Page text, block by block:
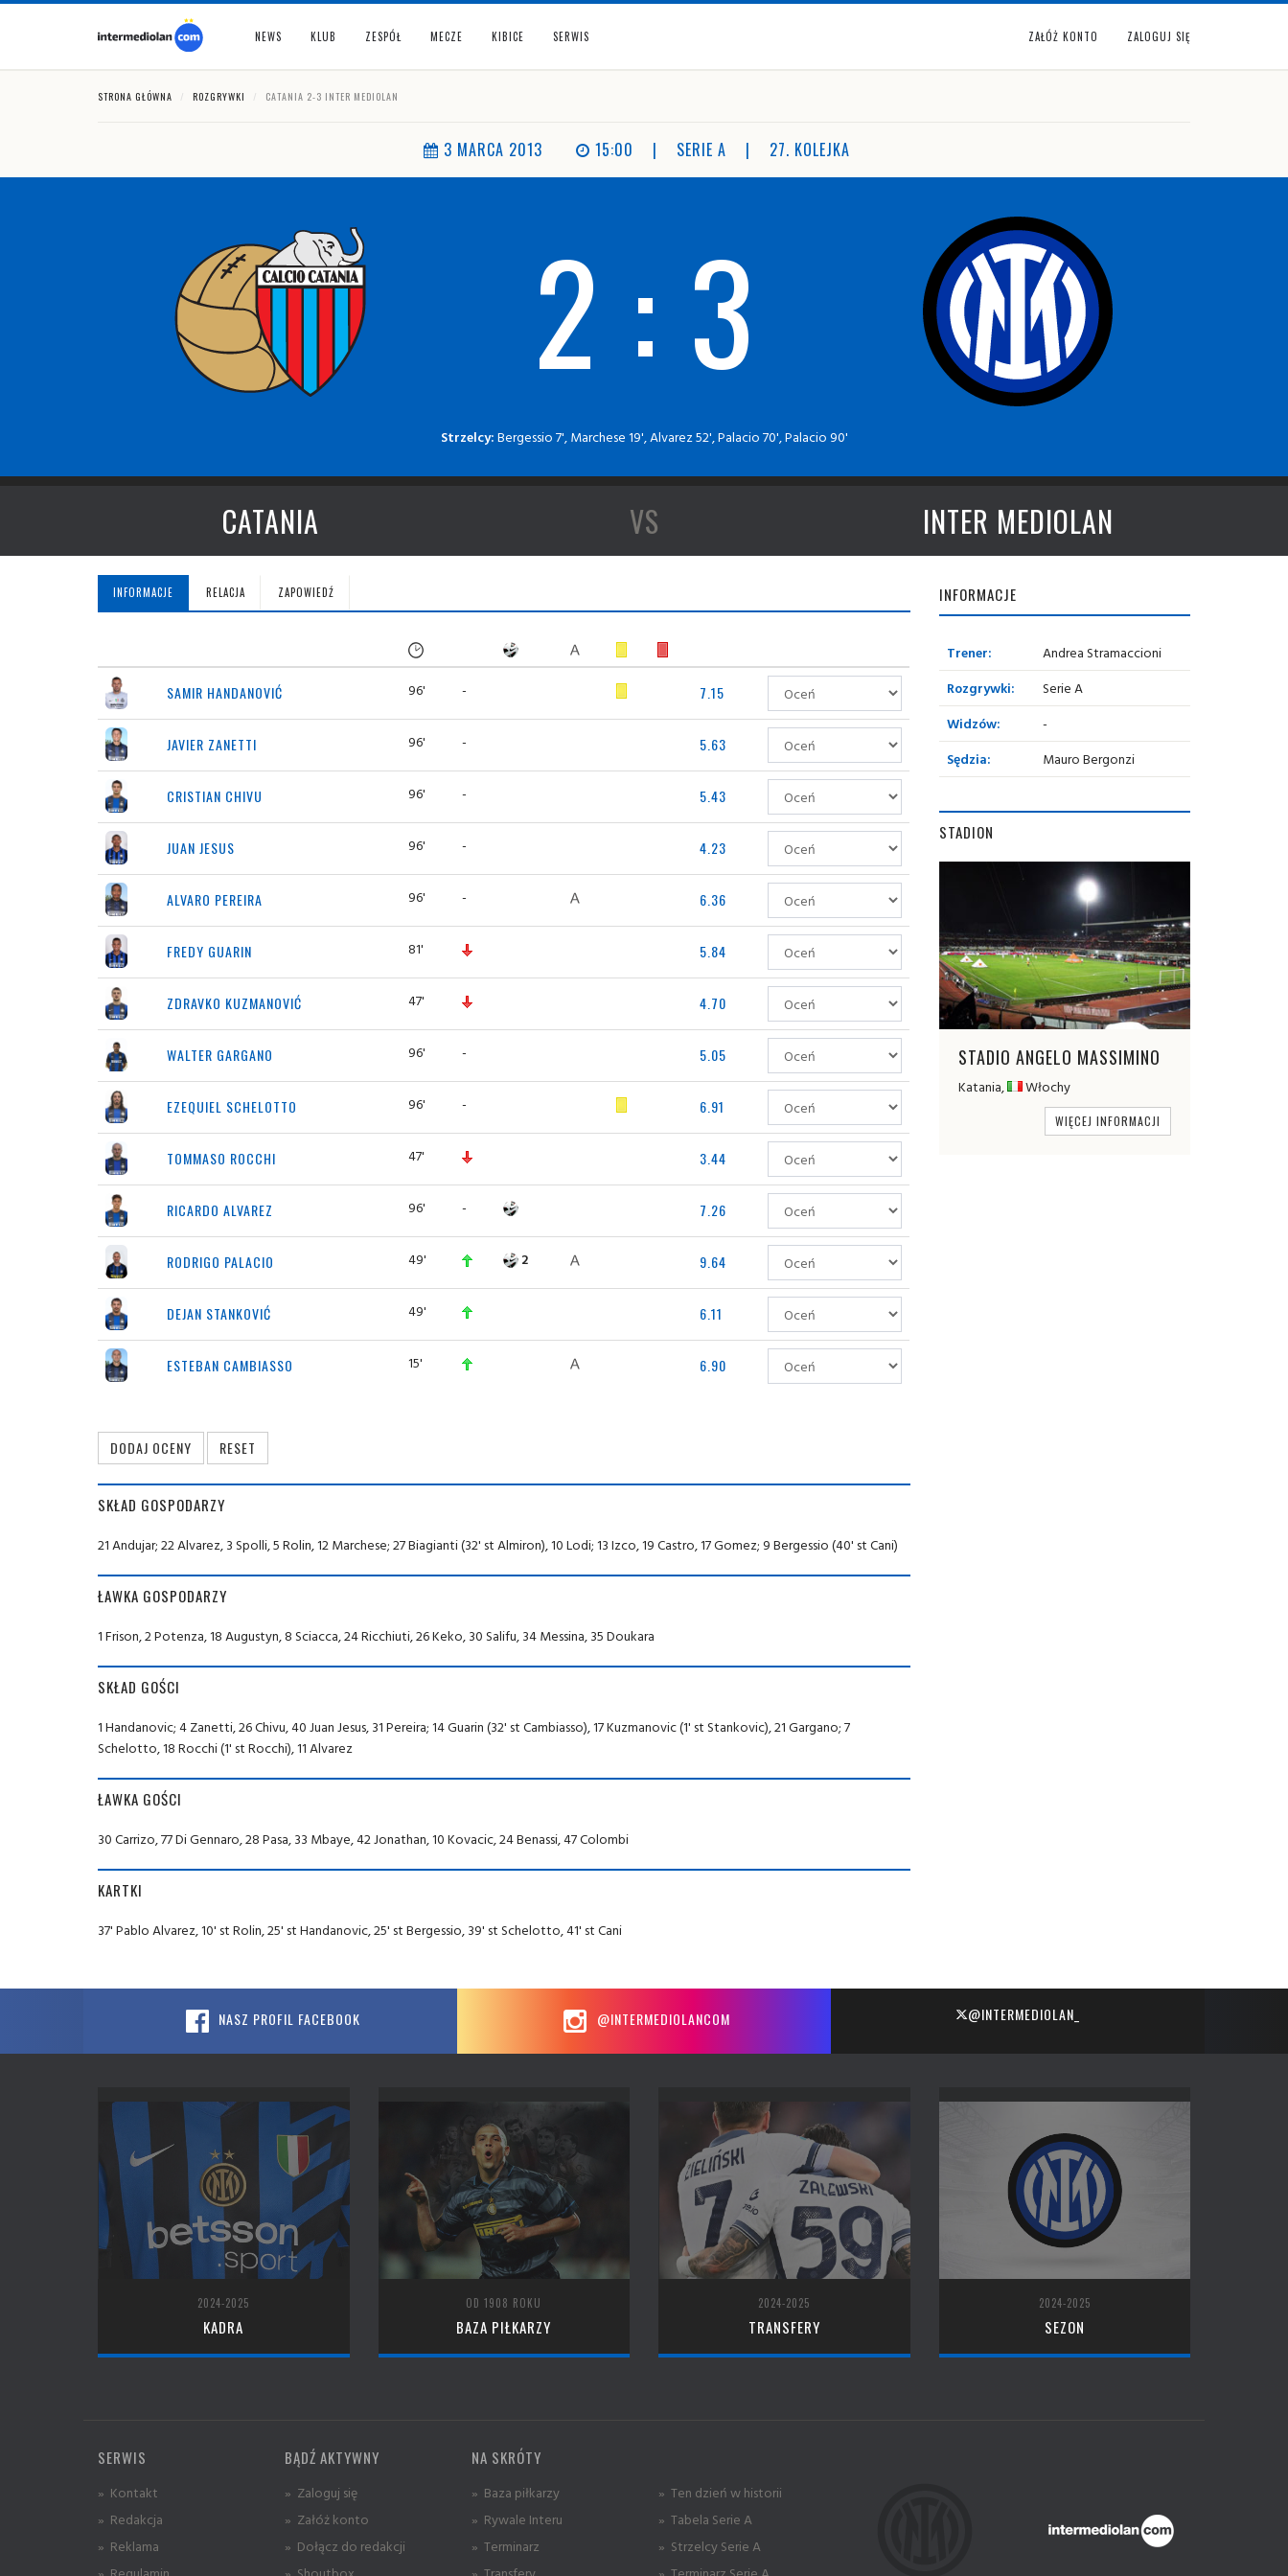
NEWS KLUB ZESPÓŁ MECZE KIBICE SERWIS ZAŁÓŻ KONTO ZALOGUJ SIĘ
STRONA GŁÓWNA ROZGRYWKI CATANIA 2-3 INTER MEDIOLAN
3 MARCA 2013 15:00 | SERIE A | 27. KOLEJKA
2 : 3
Strzelcy:Bergessio 7', Marchese 19', Alvarez 52', Palacio 70', Palacio 90'
CATANIA VS INTER MEDIOLAN
INFORMACJE RELACJA ZAPOWIEDŹ
SAMIR HANDANOVIĆ 96' - 7.15
JAVIER ZANETTI 96' - 5.63
CRISTIAN CHIVU 96' - 5.43
JUAN JESUS 96' - 4.23
ALVARO PEREIRA 96' - 6.36
FREDY GUARIN 81' 5.84
ZDRAVKO KUZMANOVIĆ 47' 4.70
WALTER GARGANO 96' - 5.05
EZEQUIEL SCHELOTTO 96' - 6.91
TOMMASO ROCCHI 47' 3.44
RICARDO ALVAREZ 96' - 7.26
RODRIGO PALACIO 49' 2 9.64
DEJAN STANKOVIĆ 49' 6.11
ESTEBAN CAMBIASSO 15' 6.90
SKŁAD GOSPODARZY
21 Andujar; 22 Alvarez, 3 Spolli, 5 Rolin, 12 Marchese; 27 Biagianti (32' st Almiron), 10 Lodi; 13 Izco, 19 Castro, 17 Gomez; 9 Bergessio (40' st Cani)
ŁAWKA GOSPODARZY
1 Frison, 2 Potenza, 18 Augustyn, 8 Sciacca, 24 Ricchiuti, 26 Keko, 30 Salifu, 34 Messina, 35 Doukara
SKŁAD GOŚCI
1 Handanovic; 4 Zanetti, 26 Chivu, 40 Juan Jesus, 31 Pereira; 14 Guarin (32' st Cambiasso), 17 Kuzmanovic (1' st Stankovic), 21 Gargano; 7
Schelotto, 18 Rocchi (1' st Rocchi), 11 Alvarez
ŁAWKA GOŚCI
30 Carrizo, 77 Di Gennaro, 28 Pasa, 33 Mbaye, 42 Jonathan, 10 Kovacic, 24 Benassi, 47 Colombi
KARTKI
37' Pablo Alvarez, 10' st Rolin, 25' st Handanovic, 25' st Bergessio, 39' st Schelotto, 41' st Cani
INFORMACJE
Trener:
Andrea Stramaccioni
Rozgrywki:
Serie A
Widzów:
-
Sędzia:
Mauro Bergonzi
STADION
STADIO ANGELO MASSIMINO
Katania, Włochy
WIĘCEJ INFORMACJI
NASZ PROFIL FACEBOOK @INTERMEDIOLANCOM @INTERMEDIOLAN_
2024-2025
KADRA
OD 1908 ROKU
BAZA PIŁKARZY
2024-2025
TRANSFERY
2024-2025
SEZON
SERWIS
» Kontakt
» Redakcja
» Reklama
BĄDŹ AKTYWNY
» Zaloguj się
» Załóż konto
» Dołącz do redakcji
NA SKRÓTY
» Baza piłkarzy
» Rywale Interu
» Terminarz
» Ten dzień w historii
» Tabela Serie A
» Strzelcy Serie A